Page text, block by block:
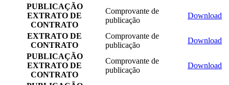
PUBLICAÇÃO
EXTRATO DE
CONTRATO
Comprovante de
publicação
Download
EXTRATO DE
CONTRATO
Comprovante de
publicação
Download
PUBLICAÇÃO
EXTRATO DE
CONTRATO
Comprovante de
publicação
Download